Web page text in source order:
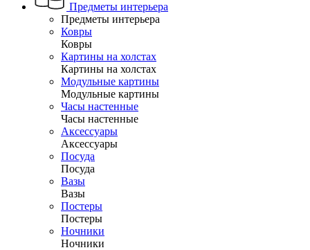
Предметы интерьера
Предметы интерьера
Ковры
Ковры
Картины на холстах
Картины на холстах
Модульные картины
Модульные картины
Часы настенные
Часы настенные
Аксессуары
Аксессуары
Посуда
Посуда
Вазы
Вазы
Постеры
Постеры
Ночники
Ночники